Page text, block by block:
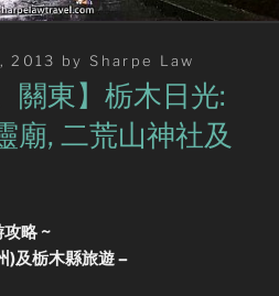
2013 by Sharpe Law
關東】栃木日光:
廟, 二荒山神社及
攻略 ~
)及栃木縣旅遊 –